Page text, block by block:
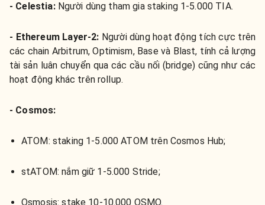
- Celestia:Người dùng tham gia staking 1-5.000 TIA.
- Ethereum Layer-2: Người dùng hoạt động tích cực trên
các chain Arbitrum, Optimism, Base và Blast, tính cả lượng
tài sản luân chuyển qua các cầu nối (bridge) cũng như các
hoạt động khác trên rollup.
- Cosmos:
ATOM: staking 1-5.000 ATOM trên Cosmos Hub;
stATOM: nắm giữ 1-5.000 Stride;
Osmosis: stake 10-10.000 OSMO.